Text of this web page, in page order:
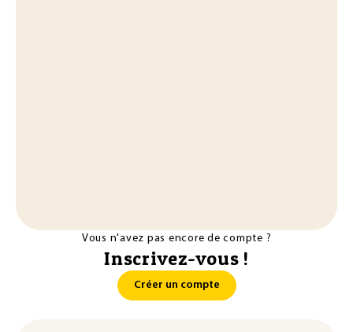
Vous n'avez pas encore de compte ?
Inscrivez-vous !
Créer un compte